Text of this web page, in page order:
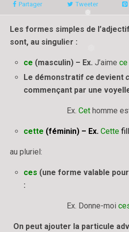
❅
Partager Tweeter
Les formes simples de
sont, au singulier :
ce (masculin) – Ex.J’aimece
Le démonstratifce devient
commençant par une
Ex. Cethomme
cette (féminin) – Ex.Cette
au pluriel:
ces (une forme valable
:
Ex. Donne-moi
On peut ajouter la particule